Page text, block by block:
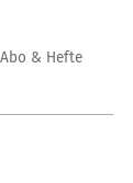
Abo & Hefte